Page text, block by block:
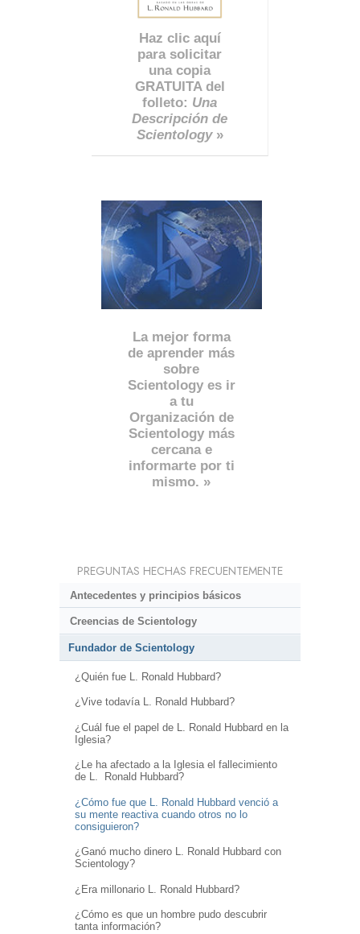
Haz clic aquí
para solicitar
una copia
GRATUITA del
folleto: Una
Descripción de
Scientology»
La mejor forma
de aprender más
sobre
Scientology es ir
a tu
Organización de
Scientology más
cercana e
informarte por ti
mismo. »
PREGUNTAS HECHAS FRECUENTEMENTE
Antecedentes y principios básicos
Creencias de Scientology
Fundador de Scientology
¿Quién fue L. Ronald Hubbard?
¿Vive todavía L. Ronald Hubbard?
¿Cuál fue el papel de L. Ronald Hubbard en la
Iglesia?
¿Le ha afectado a la Iglesia el fallecimiento
de L. Ronald Hubbard?
¿Cómo fue que L. Ronald Hubbard venció a
su mente reactiva cuando otros no lo
consiguieron?
¿Ganó mucho dinero L. Ronald Hubbard con
Scientology?
¿Era millonario L. Ronald Hubbard?
¿Cómo es que un hombre pudo descubrir
tanta información?